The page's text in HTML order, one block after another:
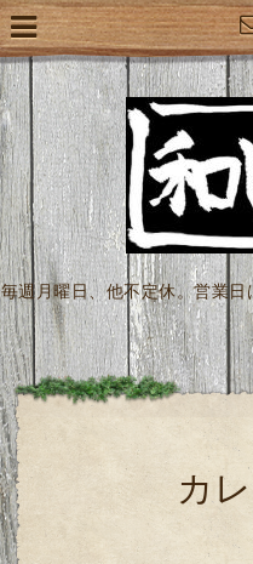
毎週月曜日、他不定休。営業
カ